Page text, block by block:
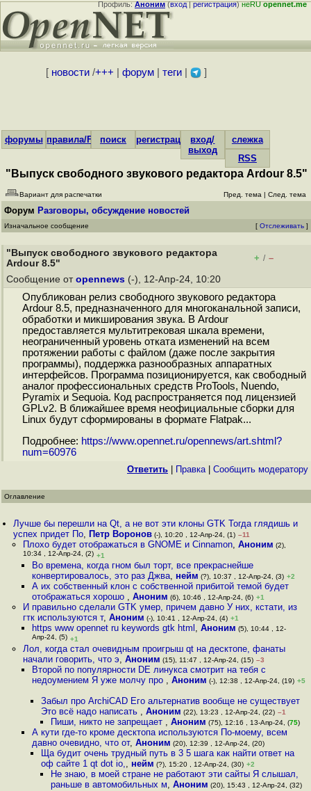
Профиль:Аноним(вход|регистрация)неRUopennet.me
[ новости/+++ форум| теги| ]
форумы правила/FAQпоиск регистрациявход/
выход
слежка
RSS
"Выпуск свободного звукового редактора Ardour 8.5"
Вариант для распечатки Пред. тема | След. тема
Форум Разговоры, обсуждение новостей
Изначальное сообщение [ Отслеживать ]
"Выпуск свободного звукового редактора
Ardour 8.5"
+ / –
Сообщение от opennews (-), 12-Апр-24, 10:20
Опубликован релиз свободного звукового редактора
Ardour 8.5, предназначенного для многоканальной записи,
обработки и микширования звука. В Ardour
предоставляется мультитрековая шкала времени,
неограниченный уровень отката изменений на всем
протяжении работы с файлом (даже после закрытия
программы), поддержка разнообразных аппаратных
интерфейсов. Программа позиционируется, как свободный
аналог профессиональных средств ProTools, Nuendo,
Pyramix и Sequoia. Код распространяется под лицензией
GPLv2. В ближайшее время неофициальные сборки для
Linux будут сформированы в формате Flatpak...
Подробнее: https://www.opennet.ru/opennews/art.shtml?
num=60976
Ответить Правка| Cообщить модератору
Оглавление
Лучше бы перешли на Qt, а не вот эти клоны GTK Тогда глядишь и
успех придет По, Петр Воронов (-), 10:20 , 12-Апр-24, (1) –11
Плохо будет отображаться в GNOME и Cinnamon, Аноним (2),
10:34 , 12-Апр-24, (2) +1
Во времена, когда гном был торт, все прекраснейше
конвертировалось, это раз Джва, нейм (?), 10:37 , 12-Апр-24, (3) +2
А их собственный клон с собственной прибитой темой будет
отображаться хорошо , Аноним (6), 10:46 , 12-Апр-24, (6) +1
И правильно сделали GTK умер, причем давно У них, кстати, из
гтк используются т, Аноним (-), 10:41 , 12-Апр-24, (4) +1
https www opennet ru keywords gtk html , Аноним (5), 10:44 , 12-
Апр-24, (5) +1
Лол, когда стал очевидным проигрыш qt на десктопе, фанаты
начали говорить, что э, Аноним (15), 11:47 , 12-Апр-24, (15) –3
Второй по популярности DE линукса смотрит на тебя с
недоумением Я уже молчу про , Аноним (-), 12:38 , 12-Апр-24, (19) +5
Забыл про ArchiCAD Его альтернатив вообще не существует
Это всё надо написать ,Аноним (22), 13:23 , 12-Апр-24, (22) –1
Пиши, никто не запрещает , Аноним (75), 12:16 , 13-Апр-24, (75)
А кути где-то кроме десктопа используются По-моему, всем
давно очевидно, что от, Аноним (20), 12:39 , 12-Апр-24, (20)
Ща будит очень трудный путь в 3 5 шага как найти ответ на
оф сайте 1 qt dot io,, нейм (?), 15:20 , 12-Апр-24, (30) +2
Не знаю, в моей стране не работают эти сайты Я слышал,
раньше в автомобильных м, Аноним (20), 15:43 , 12-Апр-24, (32)